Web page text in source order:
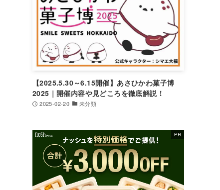
【2025.5.30～6.15開催】あさひかわ菓子博
2025｜開催内容や見どころを徹底解説！
2025-02-20 未分類